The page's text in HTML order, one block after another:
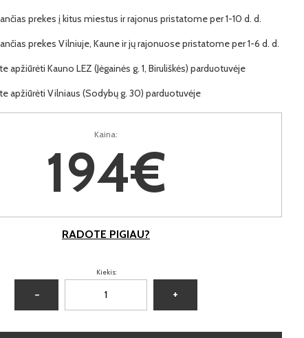
prekes į kitus miestus ir rajonus pristatome per 1-10 d. d.
prekes Vilniuje, Kaune ir jų rajonuose pristatome per 1-6 d. d.
apžiūrėti Kauno LEZ (Jėgainės g. 1, Biruliškės) parduotuvėje
apžiūrėti Vilniaus (Sodybų g. 30) parduotuvėje
Kaina:
194€
RADOTE PIGIAU?
Kiekis:
− +